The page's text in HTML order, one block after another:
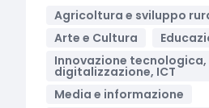
Agricoltura e sviluppo
Arte e Cultura
Innovazione tecnologica,
digitalizzazione, ICT
Media e informazione